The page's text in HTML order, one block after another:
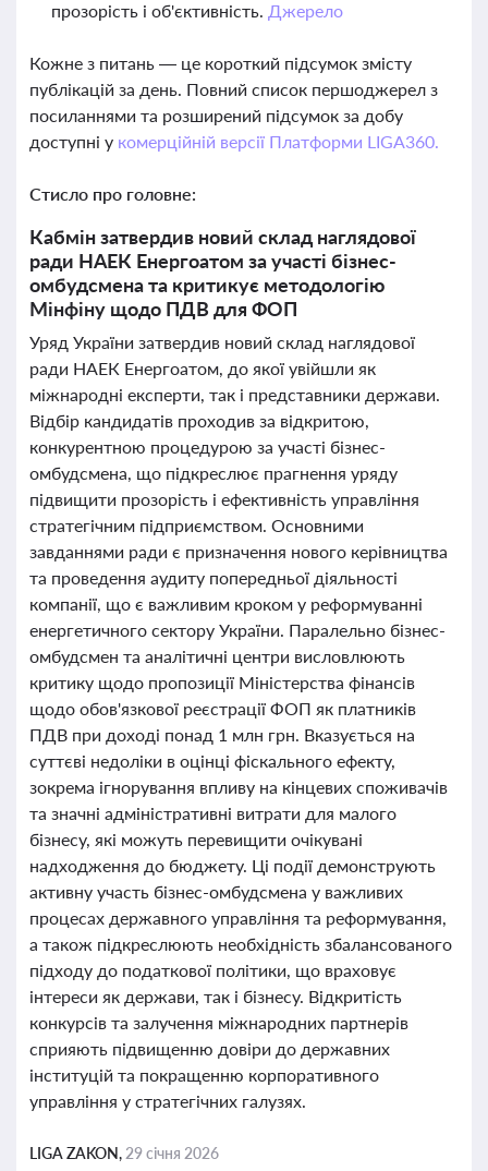
прозорість і об'єктивність. Джерело
Кожне з питань — це короткий підсумок змісту
публікацій за день. Повний список першоджерел з
посиланнями та розширений підсумок за добу
доступні у комерційній версії Платформи LIGA360.
Стисло про головне:
Кабмін затвердив новий склад наглядової
ради НАЕК Енергоатом за участі бізнес-
омбудсмена та критикує методологію
Мінфіну щодо ПДВ для ФОП
Уряд України затвердив новий склад наглядової
ради НАЕК Енергоатом, до якої увійшли як
міжнародні експерти, так і представники держави.
Відбір кандидатів проходив за відкритою,
конкурентною процедурою за участі бізнес-
омбудсмена, що підкреслює прагнення уряду
підвищити прозорість і ефективність управління
стратегічним підприємством. Основними
завданнями ради є призначення нового керівництва
та проведення аудиту попередньої діяльності
компанії, що є важливим кроком у реформуванні
енергетичного сектору України. Паралельно бізнес-
омбудсмен та аналітичні центри висловлюють
критику щодо пропозиції Міністерства фінансів
щодо обов'язкової реєстрації ФОП як платників
ПДВ при доході понад 1 млн грн. Вказується на
суттєві недоліки в оцінці фіскального ефекту,
зокрема ігнорування впливу на кінцевих споживачів
та значні адміністративні витрати для малого
бізнесу, які можуть перевищити очікувані
надходження до бюджету. Ці події демонструють
активну участь бізнес-омбудсмена у важливих
процесах державного управління та реформування,
а також підкреслюють необхідність збалансованого
підходу до податкової політики, що враховує
інтереси як держави, так і бізнесу. Відкритість
конкурсів та залучення міжнародних партнерів
сприяють підвищенню довіри до державних
інституцій та покращенню корпоративного
управління у стратегічних галузях.
LIGA ZAKON, 29 січня 2026